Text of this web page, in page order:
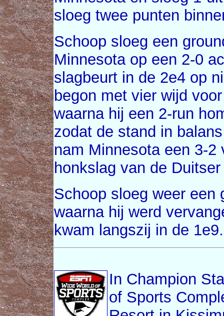
sloeg twee punten
Schoop sloeg een
Minnesota op een 2-0
slagbeurt in de 2e4 op
begon met vier wijd
waarna hij een 2-run
zodat de stand in
nam Minnesota een 3-
honkslag van de
Schoop sloeg weer een
waarna hij werd
kwam langszij in de 1e9.
In Champion
of Sports